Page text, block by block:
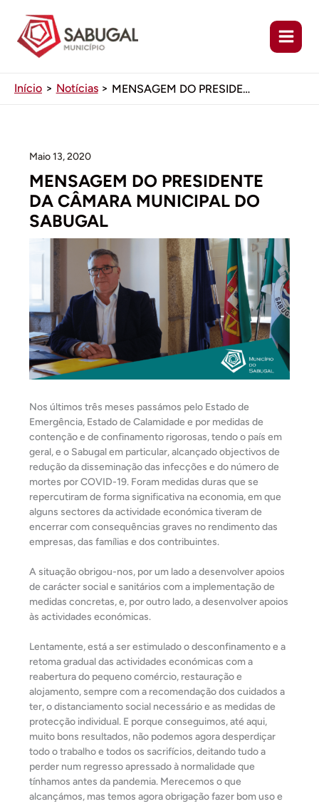
conteúdo
Início Notícias MENSAGEM DO PRESIDENTE DA CÂMARA MUNICIPAL DO SABUGAL
Maio 13, 2020
MENSAGEM DO PRESIDENTE
DA CÂMARA MUNICIPAL DO
SABUGAL
Nos últimos três meses passámos pelo Estado de
Emergência, Estado de Calamidade e por medidas de
contenção e de confinamento rigorosas, tendo o país em
geral, e o Sabugal em particular, alcançado objectivos de
redução da disseminação das infecções e do número de
mortes por COVID-19. Foram medidas duras que se
repercutiram de forma significativa na economia, em que
alguns sectores da actividade económica tiveram de
encerrar com consequências graves no rendimento das
empresas, das famílias e dos contribuintes.
A situação obrigou-nos, por um lado a desenvolver apoios
de carácter social e sanitários com a implementação de
medidas concretas, e, por outro lado, a desenvolver apoios
às actividades económicas.
Lentamente, está a ser estimulado o desconfinamento e a
retoma gradual das actividades económicas com a
reabertura do pequeno comércio, restauração e
alojamento, sempre com a recomendação dos cuidados a
ter, o distanciamento social necessário e as medidas de
protecção individual. E porque conseguimos, até aqui,
muito bons resultados, não podemos agora desperdiçar
todo o trabalho e todos os sacrifícios, deitando tudo a
perder num regresso apressado à normalidade que
tínhamos antes da pandemia. Merecemos o que
alcançámos, mas temos agora obrigação fazer bom uso e